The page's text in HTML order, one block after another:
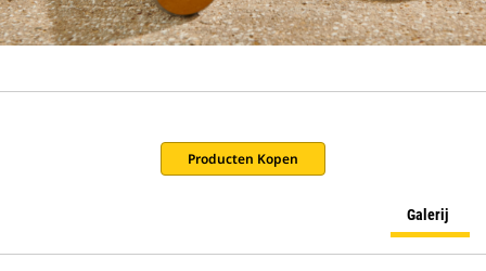
Producten Kopen
Galerij